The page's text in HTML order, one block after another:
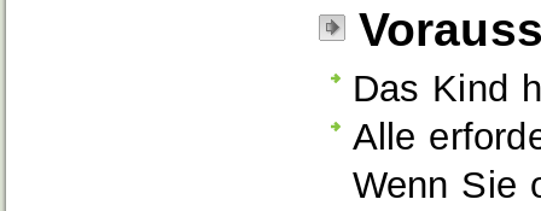
Das Kind
Alle
Wenn Sie